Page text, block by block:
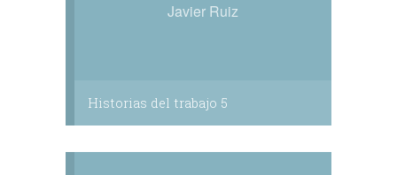
Javier Ruiz
Historias del trabajo 5